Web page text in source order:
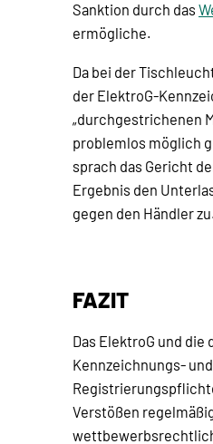
Sanktion durch das
ermögliche.
Da bei der
der ElektroG-
„durchgestrichenen
problemlos möglich
sprach das Gericht
Ergebnis den
gegen den Händler zu.
FAZIT
Das ElektroG und
Kennzeichnungs- und
Verstößen